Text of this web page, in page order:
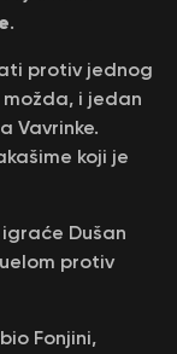
.
protiv jednog
i jedan
Vavrinke.
koji je
Dušan
protiv
Fonjini,